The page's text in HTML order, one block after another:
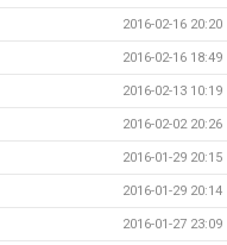
2016-02-16 20:20
2016-02-16 18:49
2016-02-13 10:19
2016-02-02 20:26
2016-01-29 20:15
2016-01-29 20:14
2016-01-27 23:09